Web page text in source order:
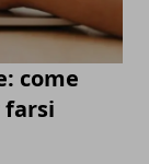
come
farsi